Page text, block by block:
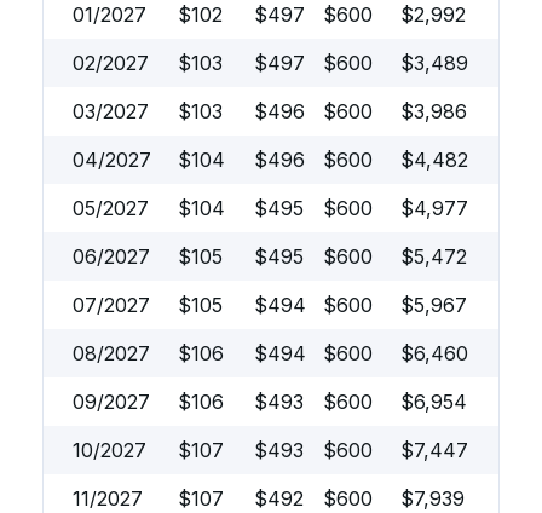
01/2027
$102 $497 $600 $2,992
02/2027
$103 $497 $600 $3,489
03/2027
$103 $496 $600 $3,986
04/2027
$104 $496 $600 $4,482
05/2027
$104 $495 $600 $4,977
06/2027
$105 $495 $600 $5,472
07/2027
$105 $494 $600 $5,967
08/2027
$106 $494 $600 $6,460
09/2027
$106 $493 $600 $6,954
10/2027
$107 $493 $600 $7,447
11/2027
$107 $492 $600 $7,939